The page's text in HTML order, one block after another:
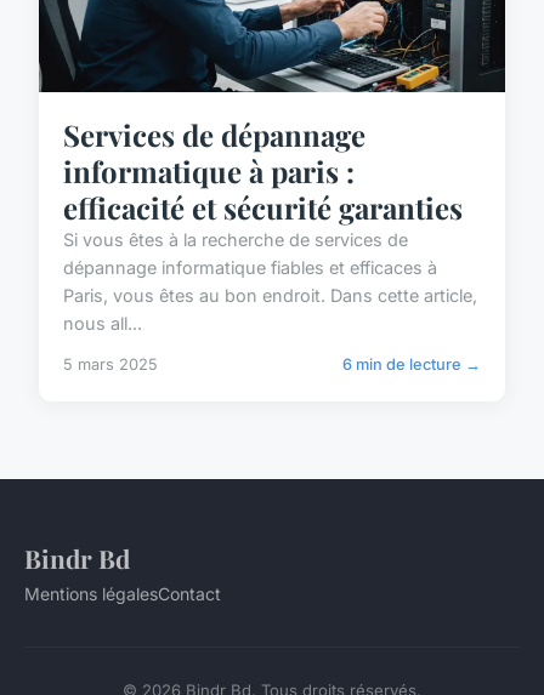
Services de dépannage
informatique à paris :
efficacité et sécurité garanties
Si vous êtes à la recherche de services de
dépannage informatique fiables et efficaces à
Paris, vous êtes au bon endroit. Dans cette article,
nous all...
5 mars 2025 6 min de lecture →
Bindr Bd
Mentions légalesContact
© 2026 Bindr Bd. Tous droits réservés.